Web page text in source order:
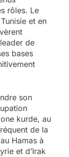
rôles. Le
et en
de
bases
son
kurde, au
de la
Hamas à
et d’Irak